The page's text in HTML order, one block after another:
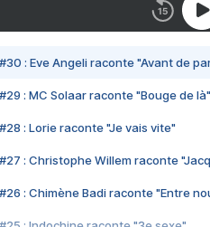
#30 : Eve Angeli raconte "Avant de
#29 : MC Solaar raconte "Bouge de là"
#28 : Lorie raconte "Je vais vite"
#27 : Christophe Willem raconte
#26 : Chimène Badi raconte "Entre